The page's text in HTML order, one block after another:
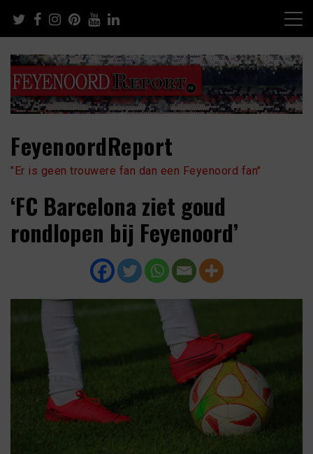
content
FeyenoordReport
"Er is geen trouwere fan dan een Feyenoord fan"
‘FC Barcelona ziet goud
rondlopen bij Feyenoord’